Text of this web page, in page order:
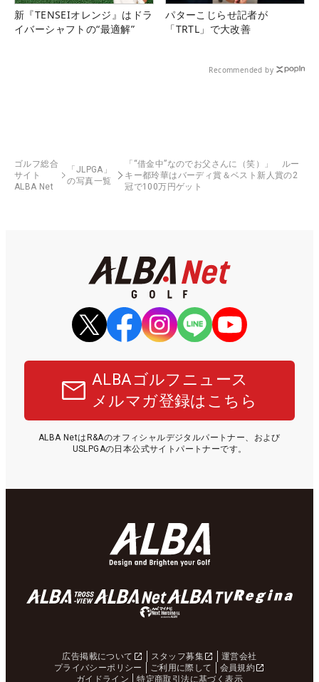
新『TENSEIオレンジ』はドラ
イバーシャフトの“最適解”
パターこじらせ記者が
「TRTL」で大改善
Recommended by
ゴルフ総合
サイト
ALBA Net
「JLPGA」
の写真一覧
「“借金中”なのでお父さんに（笑）」 ルー
キー都玲華はバーディ賞＆ベスト新人賞の2
冠で100万円ゲット
ALBAゴルフニュース
メルマガ登録はこちら
ALBA NetはR&Aのオフィシャルデジタルパートナー、および
USLPGAの日本公式サイトパートナーです。
広告掲載について スタッフ募集
運営会社
プライバシーポリシー
ご利用に際して
会員規約
ガイドライン
特定商取引法に基づく表示